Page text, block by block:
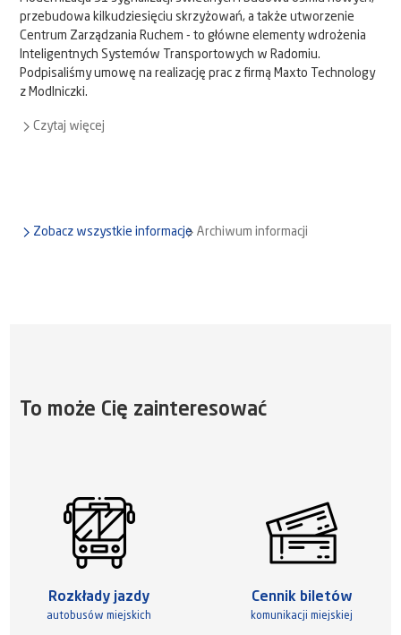
przebudowa kilkudziesięciu skrzyżowań, a także utworzenie
Centrum Zarządzania Ruchem - to główne elementy wdrożenia
Inteligentnych Systemów Transportowych w Radomiu.
Podpisaliśmy umowę na realizację prac z firmą Maxto Technology
z Modlniczki.
Czytaj więcej
Zobacz wszystkie informacje Archiwum informacji
To może Cię zainteresować
Rozkłady jazdy
autobusów miejskich
Cennik biletów
komunikacji miejskiej